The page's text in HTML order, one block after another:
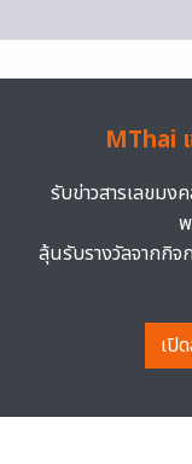
MThai
รับข่าวสารเลขมง
ลุ้นรับรางวัลจากกิจ
เปิ